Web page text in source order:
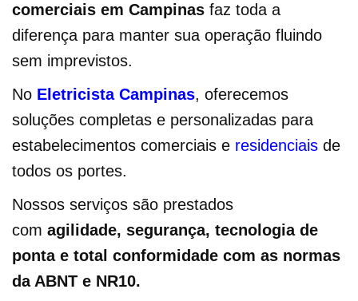
comerciais em Campinas faz toda a
diferença para manter sua operação fluindo
sem imprevistos.
No Eletricista Campinas, oferecemos
soluções completas e personalizadas para
estabelecimentos comerciais e residenciais de
todos os portes.
Nossos serviços são prestados
com agilidade, segurança, tecnologia de
ponta e total conformidade com as normas
da ABNT e NR10.